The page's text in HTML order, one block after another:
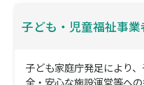
子ども・児童福祉事業
子ども家庭庁発足により
全・安心な施設運営等へ